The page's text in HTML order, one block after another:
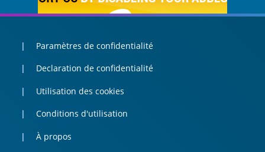
Paramètres de confidentialité
Declaration de confidentialité
Utilisation des cookies
Conditions d'utilisation
À propos